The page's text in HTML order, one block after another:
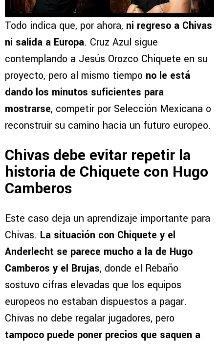
Todo indica que, por ahora, ni regreso a Chivas
ni salida a Europa. Cruz Azul sigue
contemplando a Jesús Orozco Chiquete en su
proyecto, pero al mismo tiempo no le está
dando los minutos suficientes para
mostrarse, competir por Selección Mexicana o
reconstruir su camino hacia un futuro europeo.
Chivas debe evitar repetir la
historia de Chiquete con Hugo
Camberos
Este caso deja un aprendizaje importante para
Chivas. La situación con Chiquete y el
Anderlecht se parece mucho a la de Hugo
Camberos y el Brujas, donde el Rebaño
sostuvo cifras elevadas que los equipos
europeos no estaban dispuestos a pagar.
Chivas no debe regalar jugadores, pero
tampoco puede poner precios que saquen a